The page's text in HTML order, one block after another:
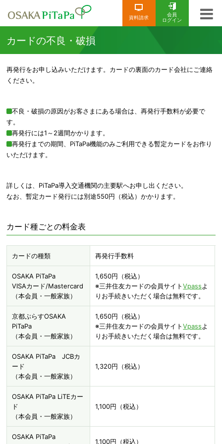
資料請求
会員
ログイン
カードの不良・破損
再発行をお申し込みいただけます。カードの裏面のカード会社にご連絡
ください。
不良・破損の原因がお客さまにある場合は、再発行手数料が必要で
す。
再発行には1～2週間かかります。
再発行までの期間、PiTaPa機能のみご利用できる暫定カードをお作り
いただけます。
詳しくは、PiTaPa導入交通機関の主要駅へお申し出ください。
なお、暫定カード発行には別途550円（税込）かかります。
カード種ごとの料金表
カードの種類 再発行手数料
OSAKA PiTaPa
VISAカード/Mastercard
（本会員・一般家族）
1,650円（税込）
※三井住友カードの会員サイトVpassよ
りお手続きいただく場合は無料です。
京都ぷらすOSAKA
PiTaPa
（本会員・一般家族）
1,650円（税込）
※三井住友カードの会員サイトVpassよ
りお手続きいただく場合は無料です。
OSAKA PiTaPa JCBカ
ード
（本会員・一般家族）
1,320円（税込）
OSAKA PiTaPa LiTEカー
ド
（本会員・一般家族）
1,100円（税込）
OSAKA PiTaPa
1,100円（税込）